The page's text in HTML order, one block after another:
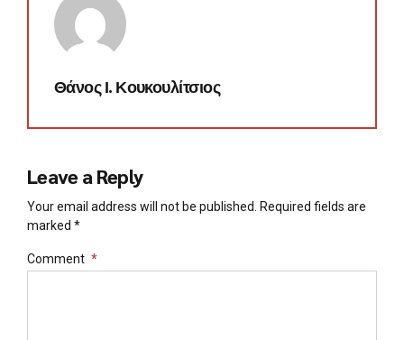
Θάνος Ι. Κουκουλίτσιος
Leave a Reply
Your email address will not be published. Required fields are
marked *
Comment *